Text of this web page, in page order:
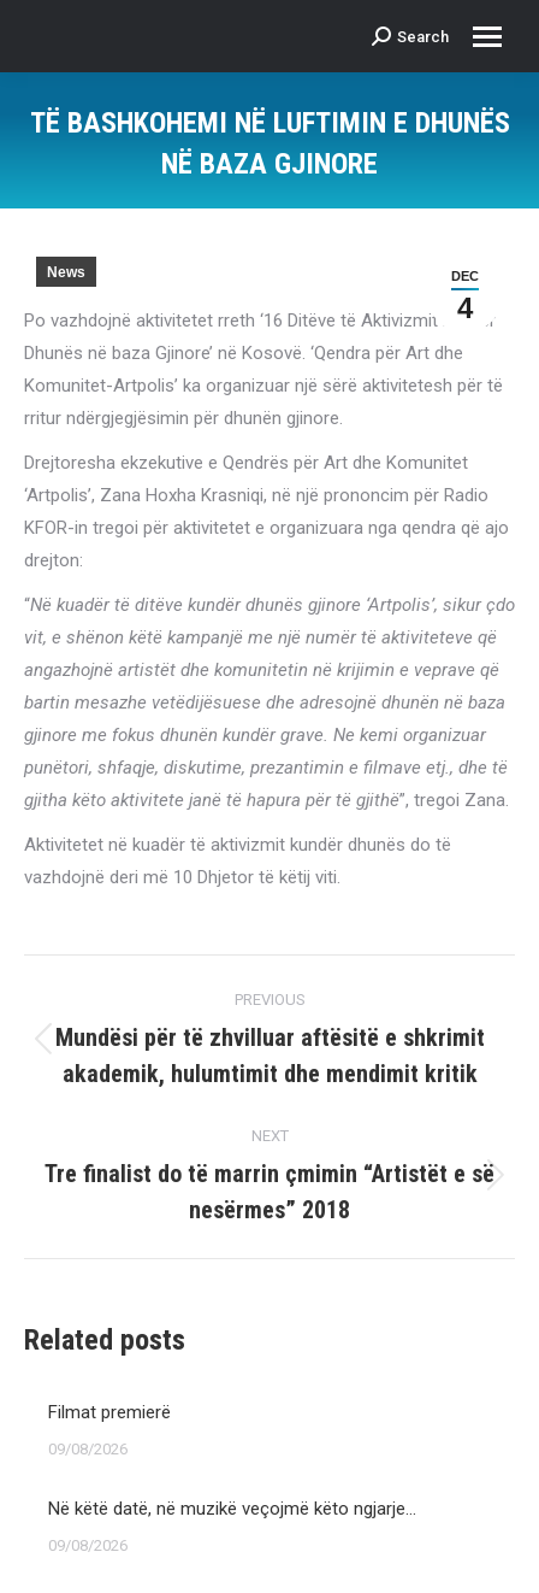
Search:
Search
TË BASHKOHEMI NË LUFTIMIN E DHUNËS
NË BAZA GJINORE
DEC
4
News
Po vazhdojnë aktivitetet rreth ‘16 Ditëve të Aktivizmit kundër
Dhunës në baza Gjinore’ në Kosovë. ‘Qendra për Art dhe
Komunitet-Artpolis’ ka organizuar një sërë aktivitetesh për të
rritur ndërgjegjësimin për dhunën gjinore.
Drejtoresha ekzekutive e Qendrës për Art dhe Komunitet
‘Artpolis’, Zana Hoxha Krasniqi, në një prononcim për Radio
KFOR-in tregoi për aktivitetet e organizuara nga qendra që ajo
drejton:
“Në kuadër të ditëve kundër dhunës gjinore ‘Artpolis’, sikur çdo
vit, e shënon këtë kampanjë me një numër të aktiviteteve që
angazhojnë artistët dhe komunitetin në krijimin e veprave që
bartin mesazhe vetëdijësuese dhe adresojnë dhunën në baza
gjinore me fokus dhunën kundër grave. Ne kemi organizuar
punëtori, shfaqje, diskutime, prezantimin e filmave etj., dhe të
gjitha këto aktivitete janë të hapura për të gjithë”, tregoi Zana.
Aktivitetet në kuadër të aktivizmit kundër dhunës do të
vazhdojnë deri më 10 Dhjetor të këtij viti.
navigation
PREVIOUS
Previous
post:
Mundësi për të zhvilluar aftësitë e shkrimit
akademik, hulumtimit dhe mendimit kritik
NEXT
Next
post:
Tre finalist do të marrin çmimin “Artistët e së
nesërmes” 2018
Related posts
Filmat premierë
09/08/2026
Në këtë datë, në muzikë veçojmë këto ngjarje…
09/08/2026